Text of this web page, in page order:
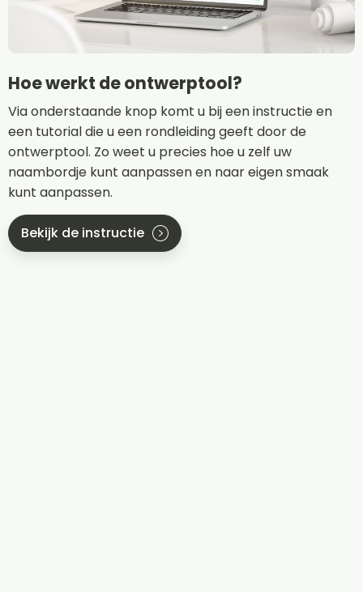
Hoe werkt de ontwerptool?
Via onderstaande knop komt u bij een instructie en
een tutorial die u een rondleiding geeft door de
ontwerptool. Zo weet u precies hoe u zelf uw
naambordje kunt aanpassen en naar eigen smaak
kunt aanpassen.
Bekijk de instructie